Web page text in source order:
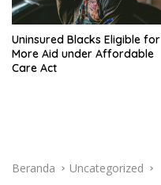
Uninsured Blacks Eligible for
More Aid under Affordable
Care Act
Beranda Uncategorized